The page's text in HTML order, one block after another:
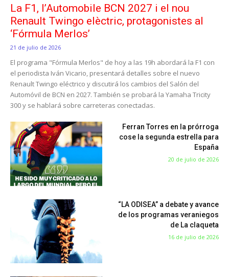
La F1, l’Automobile BCN 2027 i el nou
Renault Twingo elèctric, protagonistes al
‘Fórmula Merlos’
21 de julio de 2026
El programa "Fórmula Merlos" de hoy a las 19h abordará la F1 con
el periodista Iván Vicario, presentará detalles sobre el nuevo
Renault Twingo eléctrico y discutirá los cambios del Salón del
Automóvil de BCN en 2027. También se probará la Yamaha Tricity
300 y se hablará sobre carreteras conectadas.
Ferran Torres en la prórroga
cose la segunda estrella para
España
20 de julio de 2026
“LA ODISEA” a debate y avance
de los programas veraniegos
de La claqueta
16 de julio de 2026